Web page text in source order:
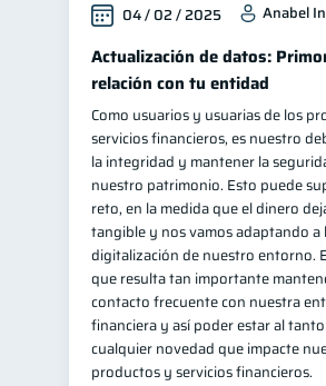
Inclusión financiera 22
Bienestar financiero 22
Finanzas para mujeres
Productos financieros 11
Organización Financiera 10
Deudas Préstamos
Ahorro 8 Consejos 6
Tarjeta de crédito
Historial crediticio 6
Ciberseguridad
Servicios 4
04 / 02 / 2025 Anabel
Actualización de datos:
relación con tu entidad
Como usuarios y usuarias de los
servicios financieros, es nuestro
la integridad y mantener la
nuestro patrimonio. Esto puede
reto, en la medida que el dinero
tangible y nos vamos adaptando a
digitalización de nuestro entorno.
que resulta tan importante
contacto frecuente con nuestra
financiera y así poder estar al
cualquier novedad que impacte
productos y servicios financieros.